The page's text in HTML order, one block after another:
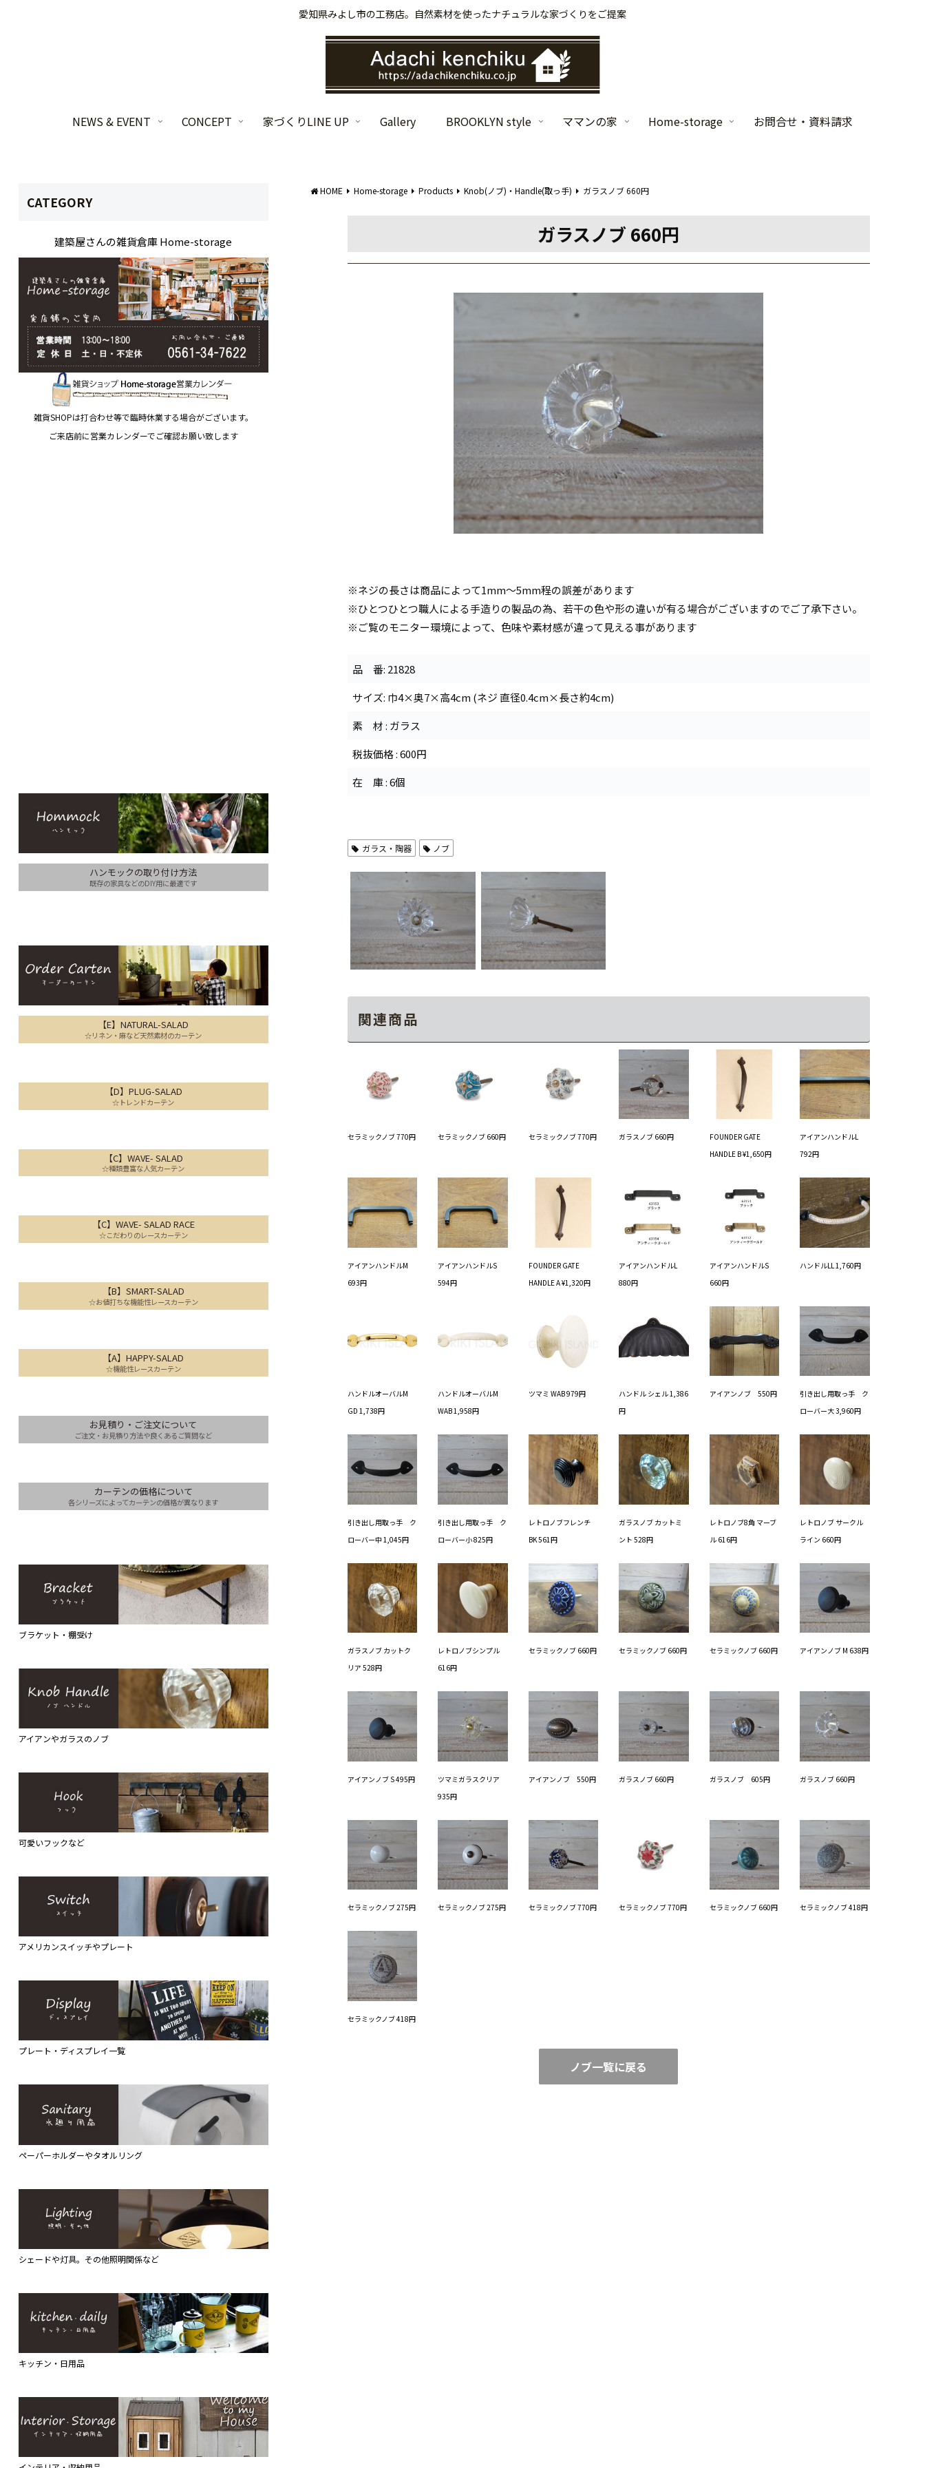
愛知県みよし市の工務店。自然素材を使ったナチュラルな家づくりをご提案
NEWS & EVENT CONCEPT 家づくりLINE UP Gallery BROOKLYN style ママンの家 Home-storage お問合せ・資料請求
HOME Home-storage Products Knob(ノブ)・Handle(取っ手) ガラスノブ 660円
ガラスノブ 660円
※ネジの長さは商品によって1mm～5mm程の誤差があります
※ひとつひとつ職人による手造りの製品の為、若干の色や形の違いが有る場合がございますのでご了承下さい。
※ご覧のモニター環境によって、色味や素材感が違って見える事があります
品 番: 21828
サイズ: 巾4×奥7×高4cm (ネジ 直径0.4cm×長さ約4cm)
素 材 : ガラス
税抜価格 : 600円
在 庫 : 6個
ガラス・陶器 ノブ
関連商品
セラミックノブ 770円 セラミックノブ 660円 セラミックノブ 770円 ガラスノブ 660円
FOUNDER GATE
HANDLE B ¥1,650円
アイアンハンドルL
792円
アイアンハンドルM
693円
アイアンハンドルS
594円
FOUNDER GATE
HANDLE A ¥1,320円
アイアンハンドルL
880円
アイアンハンドルS
660円
ハンドルLL 1,760円
ハンドルオーバルM
GD 1,738円
ハンドルオーバルM
WAB 1,958円
ツマミ WAB 979円
ハンドル シェル 1,386
円
アイアンノブ 550円
引き出し用取っ手 ク
ローバー大 3,960円
引き出し用取っ手 ク
ローバー中 1,045円
引き出し用取っ手 ク
ローバー小 825円
レトロノブフレンチ
BK 561円
ガラスノブ カットミ
ント 528円
レトロノブ8角 マーブ
ル 616円
レトロノブ サークル
ライン 660円
ガラスノブ カットク
リア 528円
レトロノブシンプル
616円
セラミックノブ 660円 セラミックノブ 660円 セラミックノブ 660円 アイアンノブ M 638円
アイアンノブ S 495円
ツマミガラスクリア
935円
アイアンノブ 550円 ガラスノブ 660円 ガラスノブ 605円 ガラスノブ 660円
セラミックノブ 275円 セラミックノブ 275円 セラミックノブ 770円 セラミックノブ 770円 セラミックノブ 660円 セラミックノブ 418円
セラミックノブ 418円
ノブ一覧に戻る
CATEGORY
建築屋さんの雑貨倉庫 Home-storage
雑貨SHOPは打合わせ等で臨時休業する場合がございます。
ご来店前に営業カレンダーでご確認お願い致します
ハンモックの取り付け方法
既存の家具などのDIY用に最適です
【E】NATURAL-SALAD
☆リネン・麻など天然素材のカーテン
【D】PLUG-SALAD
☆トレンドカーテン
【C】WAVE- SALAD
☆種類豊富な人気カーテン
【C】WAVE- SALAD RACE
☆こだわりのレースカーテン
【B】SMART-SALAD
☆お値打ちな機能性レースカーテン
【A】HAPPY-SALAD
☆機能性レースカーテン
お見積り・ご注文について
ご注文・お見積り方法や良くあるご質問など
カーテンの価格について
各シリーズによってカーテンの価格が異なります
ブラケット・棚受け
アイアンやガラスのノブ
可愛いフックなど
アメリカンスイッチやプレート
プレート・ディスプレイ一覧
ペーパーホルダーやタオルリング
シェードや灯具。その他照明関係など
キッチン・日用品